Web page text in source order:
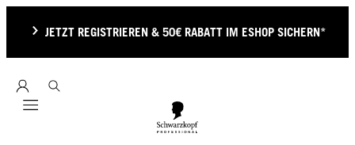
JETZT REGISTRIEREN & 50€ RABATT IM ESHOP SICHERN*
Mobile navigation